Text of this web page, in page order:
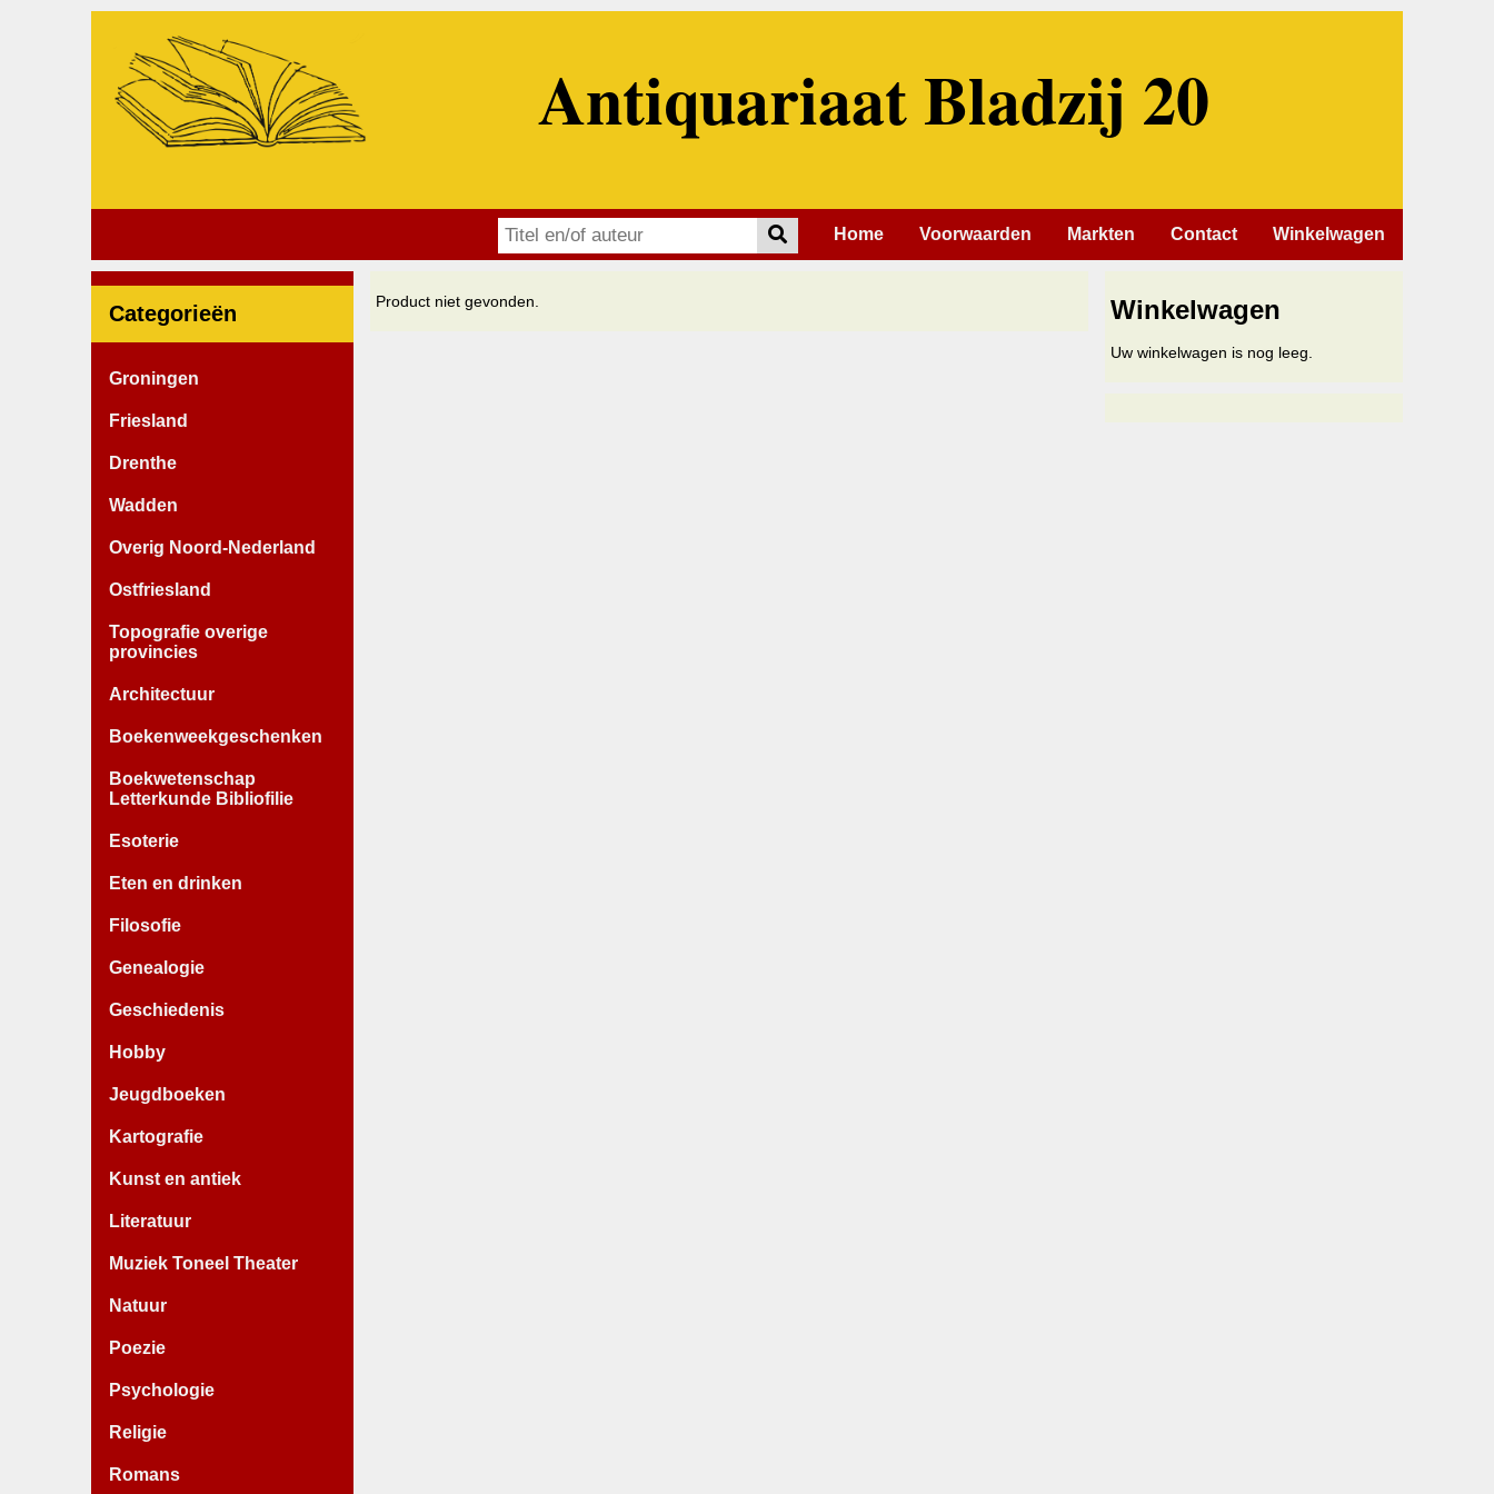
Antiquariaat Bladzij 20
Winkelwagen
Contact
Markten
Voorwaarden
Home
Categorieën
Groningen
Friesland
Drenthe
Wadden
Overig Noord-Nederland
Ostfriesland
Topografie overige
provincies
Architectuur
Boekenweekgeschenken
Boekwetenschap
Letterkunde Bibliofilie
Esoterie
Eten en drinken
Filosofie
Genealogie
Geschiedenis
Hobby
Jeugdboeken
Kartografie
Kunst en antiek
Literatuur
Muziek Toneel Theater
Natuur
Poezie
Psychologie
Religie
Romans
Product niet gevonden. Winkelwagen
Uw winkelwagen is nog leeg.